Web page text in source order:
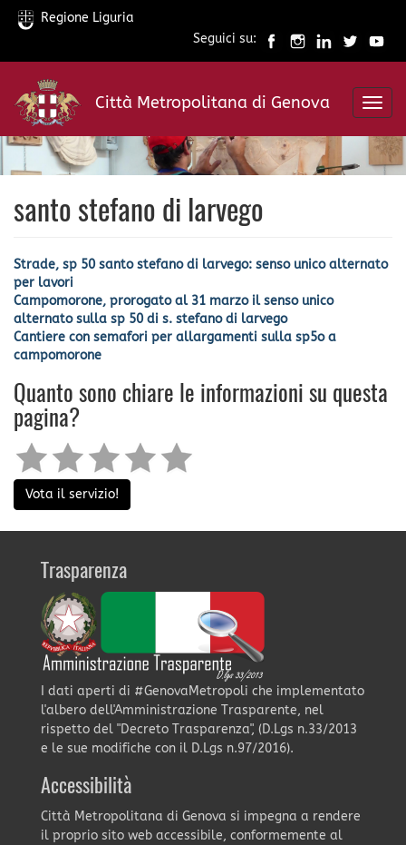
Salta
contenuto
principale
Regione Liguria
Seguici su:
Città Metropolitana di Genova
santo stefano di larvego
Strade, sp 50 santo stefano di larvego: senso unico alternato
per lavori
Campomorone, prorogato al 31 marzo il senso unico
alternato sulla sp 50 di s. stefano di larvego
Cantiere con semafori per allargamenti sulla sp5o a
campomorone
Quanto sono chiare le informazioni su questa
pagina?
Vota il servizio!
Trasparenza
I dati aperti di #GenovaMetropoli che implementato
l'albero dell'Amministrazione Trasparente, nel
rispetto del "Decreto Trasparenza", (D.Lgs n.33/2013
e le sue modifiche con il D.Lgs n.97/2016).
Accessibilità
Città Metropolitana di Genova si impegna a rendere
il proprio sito web accessibile, conformemente al